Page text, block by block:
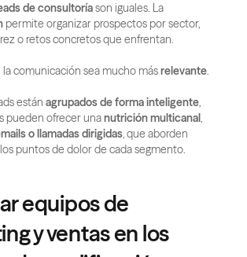
de consultoría
permite organizar prospectos por sector,
o retos concretos que enfrentan.
la comunicación sea mucho más relevante.
están agrupados de forma inteligente,
pueden ofrecer una nutrición multicanal,
o llamadas dirigidas, que aborden
puntos de dolor de cada segmento.
equipos de
y ventas en los